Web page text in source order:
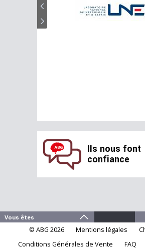
Ils nous font
confiance
© ABG 2026 Mentions légales
Conditions Générales de Vente
FAQ